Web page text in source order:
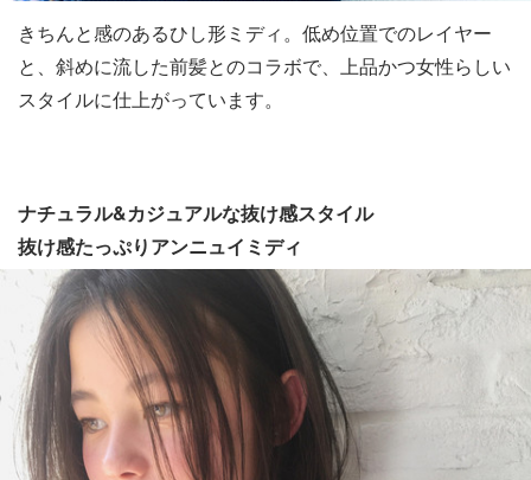
きちんと感のあるひし形ミディ。低め位置でのレイヤー
と、斜めに流した前髪とのコラボで、上品かつ女性らしい
スタイルに仕上がっています。
ナチュラル&カジュアルな抜け感スタイル
抜け感たっぷりアンニュイミディ